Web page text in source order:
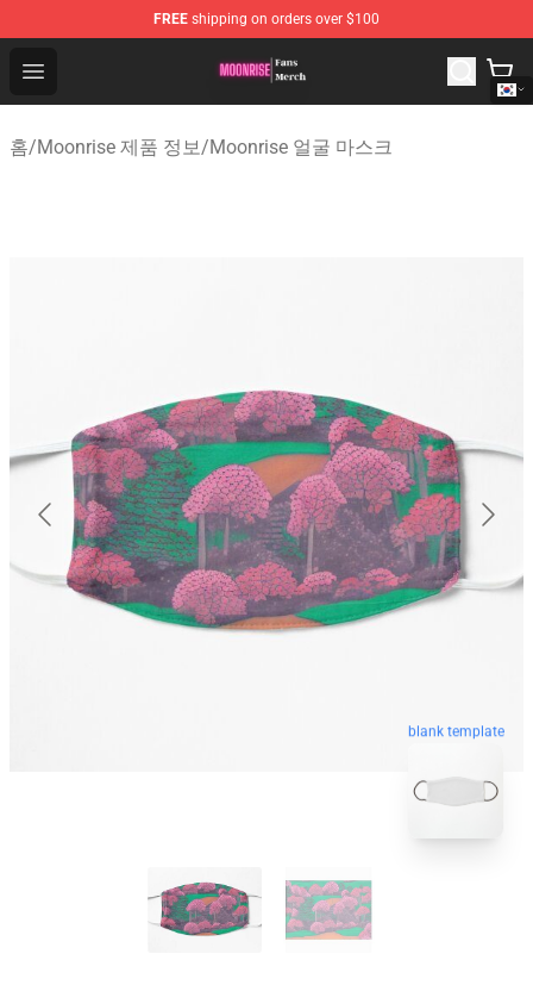
FREE shipping on orders over $100
Open menu
Moonrise Store - Official Moonrise Merchandise Shop
홈/Moonrise 제품 정보/Moonrise 얼굴 마스크
blank template